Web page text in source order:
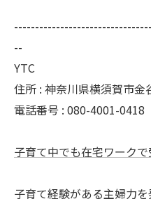
--
YTC
住所 : 神奈川県横須賀市金
電話番号 : 080-4001-0418
子育て中でも在宅ワーク
子育て経験がある主婦力